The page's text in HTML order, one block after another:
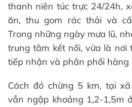
thanh niên túc trực 24/24h,
ăn, thu gom rác thải và
Trong những ngày mưa lũ,
trung tâm kết nối, vừa là nơi
tiếp nhận và phân phối hàng
Cách đó chừng 5 km, tại
vẫn ngập khoảng 1,2-1,5m